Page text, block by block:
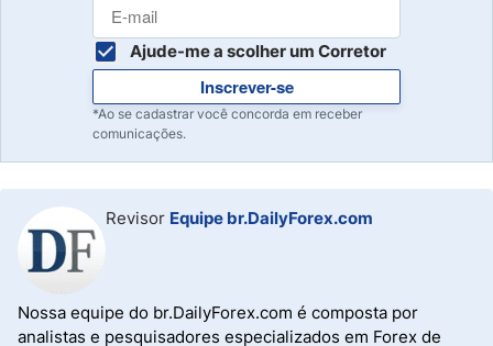
Ajude-me a scolher um Corretor
Inscrever-se
*Ao se cadastrar você concorda em receber
comunicações.
Revisor Equipe br.DailyForex.com
Nossa equipe do br.DailyForex.com é composta por
analistas e pesquisadores especializados em Forex de